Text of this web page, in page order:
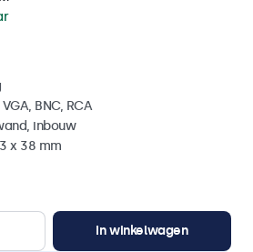
BNC, RCA
inbouw
x 38 mm
In winkelwagen